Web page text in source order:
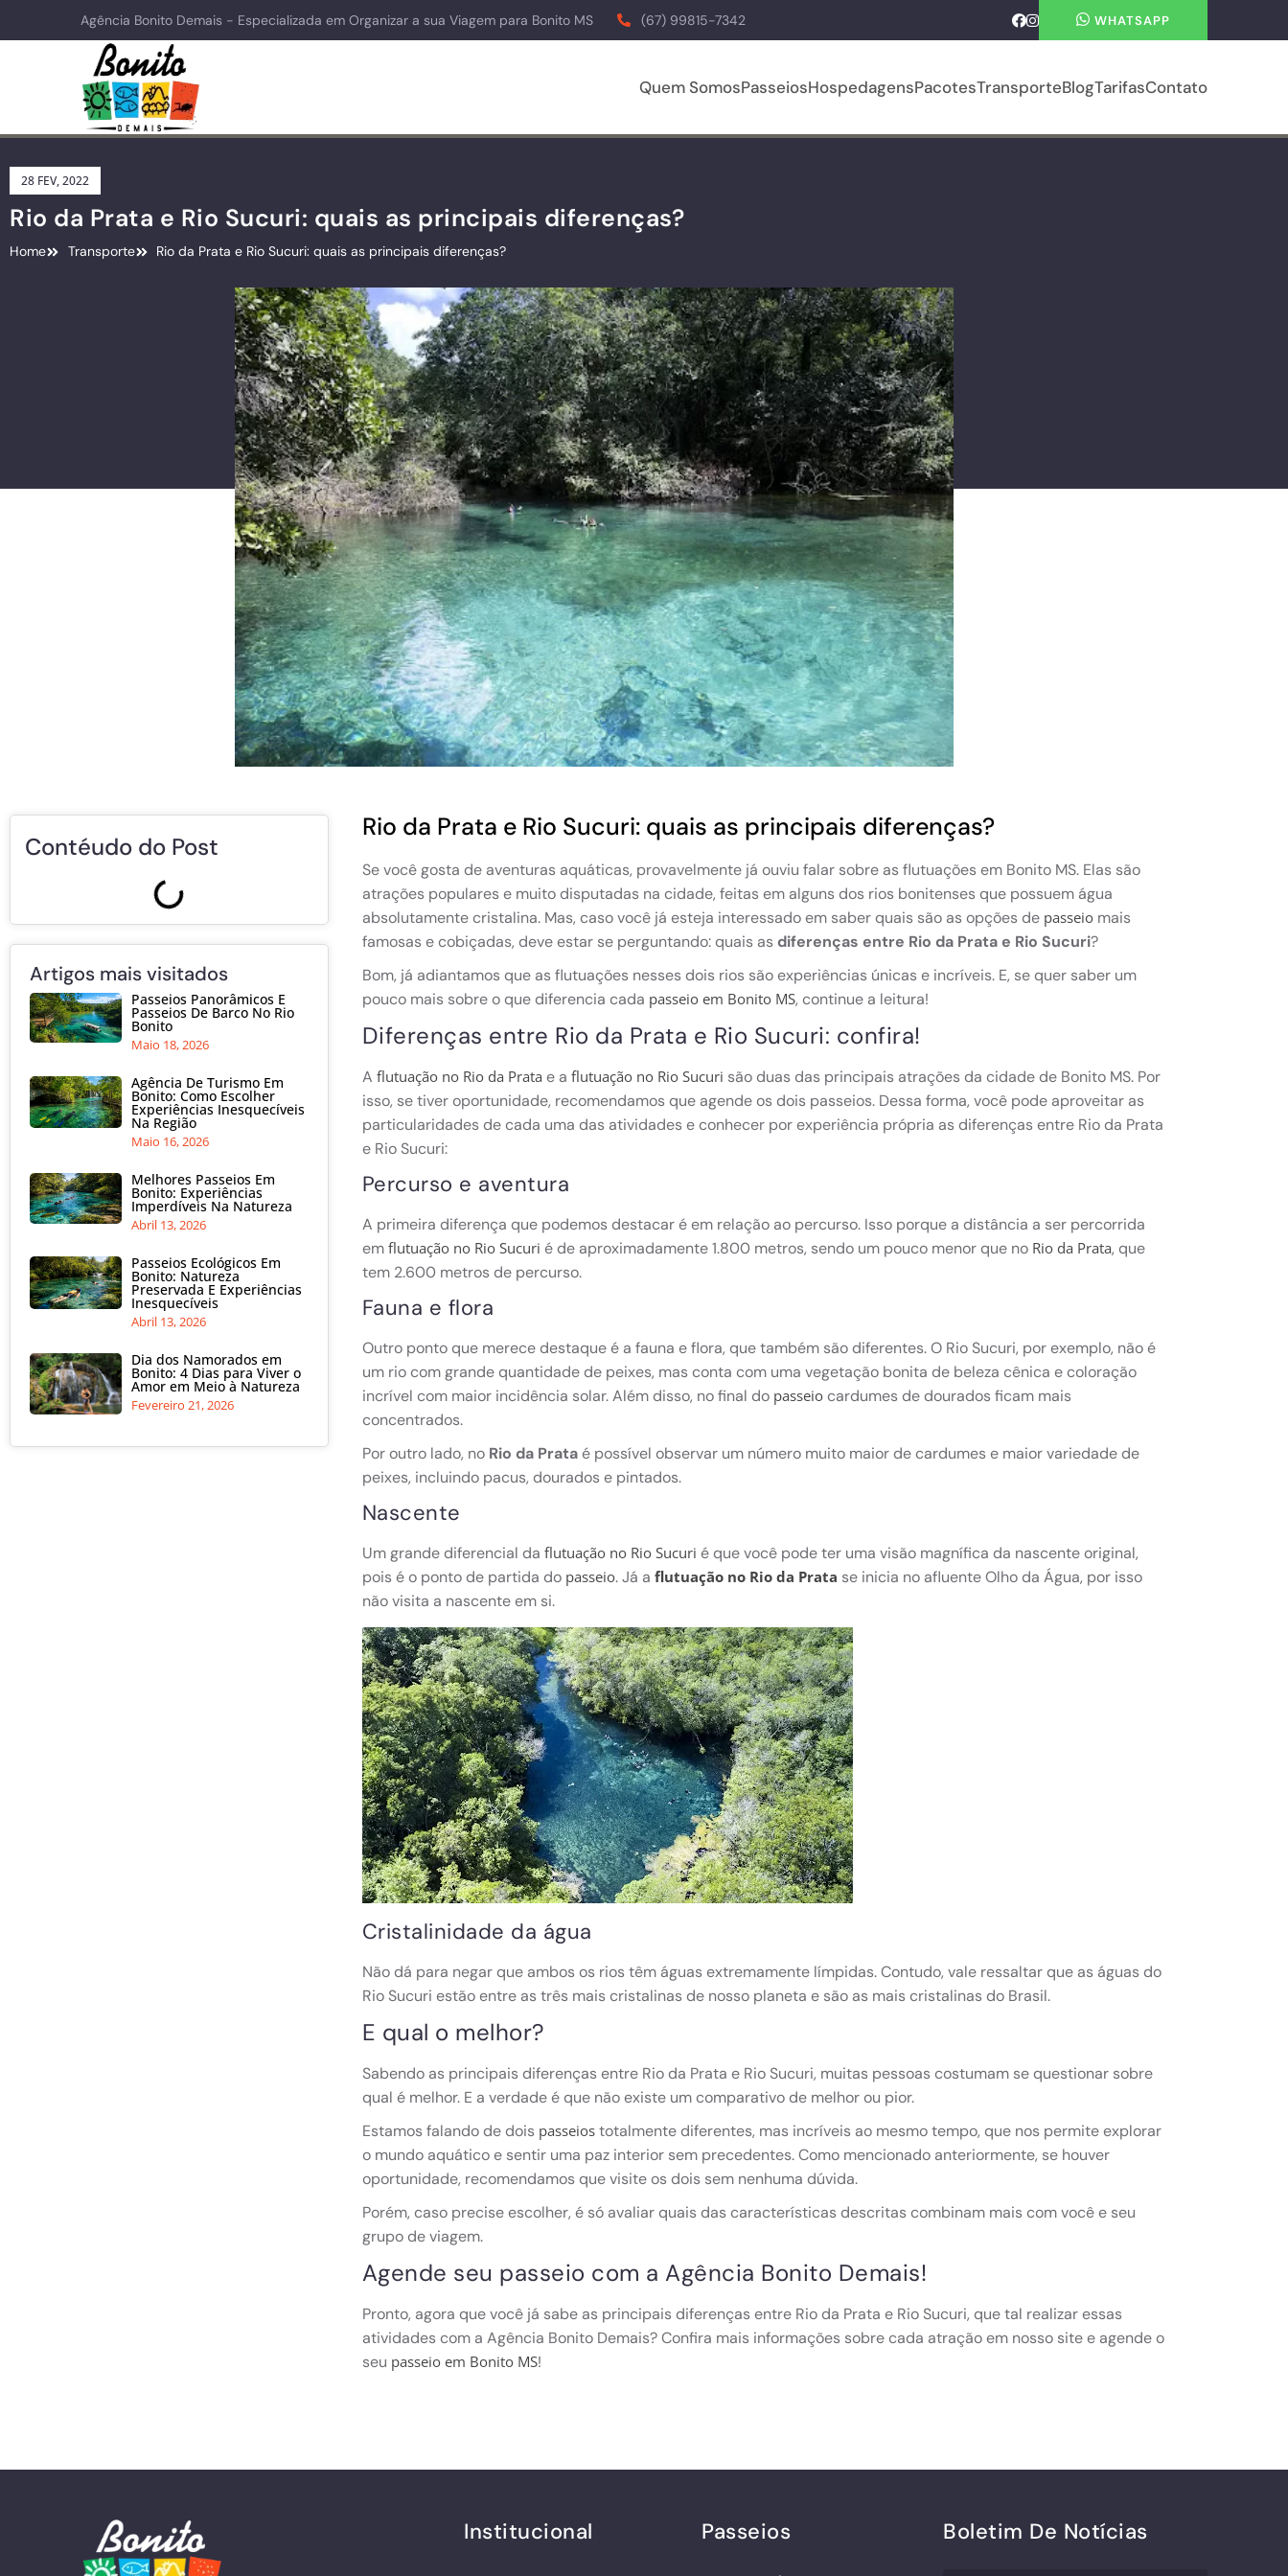
Agência Bonito Demais - Especializada em Organizar a sua Viagem para Bonito MS (67) 99815-7342 WHATSAPP
Quem SomosPasseiosHospedagensPacotesTransporteBlogTarifasContato
28 FEV, 2022
Rio da Prata e Rio Sucuri: quais as principais diferenças?
Home Transporte Rio da Prata e Rio Sucuri: quais as principais diferenças?
Contéudo do Post
Artigos mais visitados
Passeios Panorâmicos E
Passeios De Barco No Rio
Bonito
Maio 18, 2026
Agência De Turismo Em
Bonito: Como Escolher
Experiências Inesquecíveis
Na Região
Maio 16, 2026
Melhores Passeios Em
Bonito: Experiências
Imperdíveis Na Natureza
Abril 13, 2026
Passeios Ecológicos Em
Bonito: Natureza
Preservada E Experiências
Inesquecíveis
Abril 13, 2026
Dia dos Namorados em
Bonito: 4 Dias para Viver o
Amor em Meio à Natureza
Fevereiro 21, 2026
Rio da Prata e Rio Sucuri: quais as principais diferenças?
Se você gosta de aventuras aquáticas, provavelmente já ouviu falar sobre as flutuações em Bonito MS. Elas são
atrações populares e muito disputadas na cidade, feitas em alguns dos rios bonitenses que possuem água
absolutamente cristalina. Mas, caso você já esteja interessado em saber quais são as opções de passeiomais
famosas e cobiçadas, deve estar se perguntando: quais as diferenças entre Rio da Prata e Rio Sucuri?
Bom, já adiantamos que as flutuações nesses dois rios são experiências únicas e incríveis. E, se quer saber um
pouco mais sobre o que diferencia cada passeio em Bonito MS, continue a leitura!
Diferenças entre Rio da Prata e Rio Sucuri: confira!
A flutuação no Rio da Prata e a flutuação no Rio Sucuri são duas das principais atrações da cidade de Bonito MS. Por
isso, se tiver oportunidade, recomendamos que agende os dois passeios. Dessa forma, você pode aproveitar as
particularidades de cada uma das atividades e conhecer por experiência própria as diferenças entre Rio da Prata
e Rio Sucuri:
Percurso e aventura
A primeira diferença que podemos destacar é em relação ao percurso. Isso porque a distância a ser percorrida
em flutuação no Rio Sucuri é de aproximadamente 1.800 metros, sendo um pouco menor que no Rio da Prata, que
tem 2.600 metros de percurso.
Fauna e flora
Outro ponto que merece destaque é a fauna e flora, que também são diferentes. O Rio Sucuri, por exemplo, não é
um rio com grande quantidade de peixes, mas conta com uma vegetação bonita de beleza cênica e coloração
incrível com maior incidência solar. Além disso, no final do passeiocardumes de dourados ficam mais
concentrados.
Por outro lado, no Rio da Prataé possível observar um número muito maior de cardumes e maior variedade de
peixes, incluindo pacus, dourados e pintados.
Nascente
Um grande diferencial da flutuação no Rio Sucuri é que você pode ter uma visão magnífica da nascente original,
pois é o ponto de partida do passeio. Já a flutuação no Rio da Prata se inicia no afluente Olho da Água, por isso
não visita a nascente em si.
Cristalinidade da água
Não dá para negar que ambos os rios têm águas extremamente límpidas. Contudo, vale ressaltar que as águas do
Rio Sucuri estão entre as três mais cristalinas de nosso planeta e são as mais cristalinas do Brasil.
E qual o melhor?
Sabendo as principais diferenças entre Rio da Prata e Rio Sucuri, muitas pessoas costumam se questionar sobre
qual é melhor. E a verdade é que não existe um comparativo de melhor ou pior.
Estamos falando de dois passeiostotalmente diferentes, mas incríveis ao mesmo tempo, que nos permite explorar
o mundo aquático e sentir uma paz interior sem precedentes. Como mencionado anteriormente, se houver
oportunidade, recomendamos que visite os dois sem nenhuma dúvida.
Porém, caso precise escolher, é só avaliar quais das características descritas combinam mais com você e seu
grupo de viagem.
Agende seu passeio com a Agência Bonito Demais!
Pronto, agora que você já sabe as principais diferenças entre Rio da Prata e Rio Sucuri, que tal realizar essas
atividades com a Agência Bonito Demais? Confira mais informações sobre cada atração em nosso site e agende o
seu passeio em Bonito MS!
Institucional Passeios Boletim De Notícias